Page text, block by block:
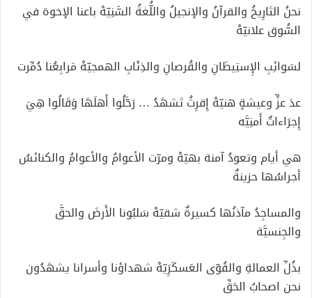
نحنُ التَارِيخُ والقرآنُ والإنجيلُ واللُّغةُ السَّنِيّهْ باعنا الإخوة في
السُّوق علانيّهْ
لسَوائِبِ الإِستِيطَانِ والقُرصانِ والذِئَابِ الهمجيّهْ مَرابِعُنا دُمِّرت
عدَ عزٍّ وعيشةٍ هنيّهْ إِقرِثُ تَشهَدُ … رَحَّلُوا أَهلَهَا وَقَالُوا هِيَ
إِجرَاءاتٌ أَمنِيَّه
هي أيام وتعودُ آمنة بهيّهْ ومرّت الأعوامُ والأعوامُ والكنائسُ
أجراسُها حزينةٌ
والمساجِدُ مآذنُها كسيرةٌ شقيّهْ سَلبُونا الأَرضَ والحقَّ
والجِنسيَّة
بذُلِّ العمالةِ والقُوّى العَسكَرَِيّهْ شهداؤنا وأسرانا يشهَدُون
نحن اصحابُ الحَقِّ